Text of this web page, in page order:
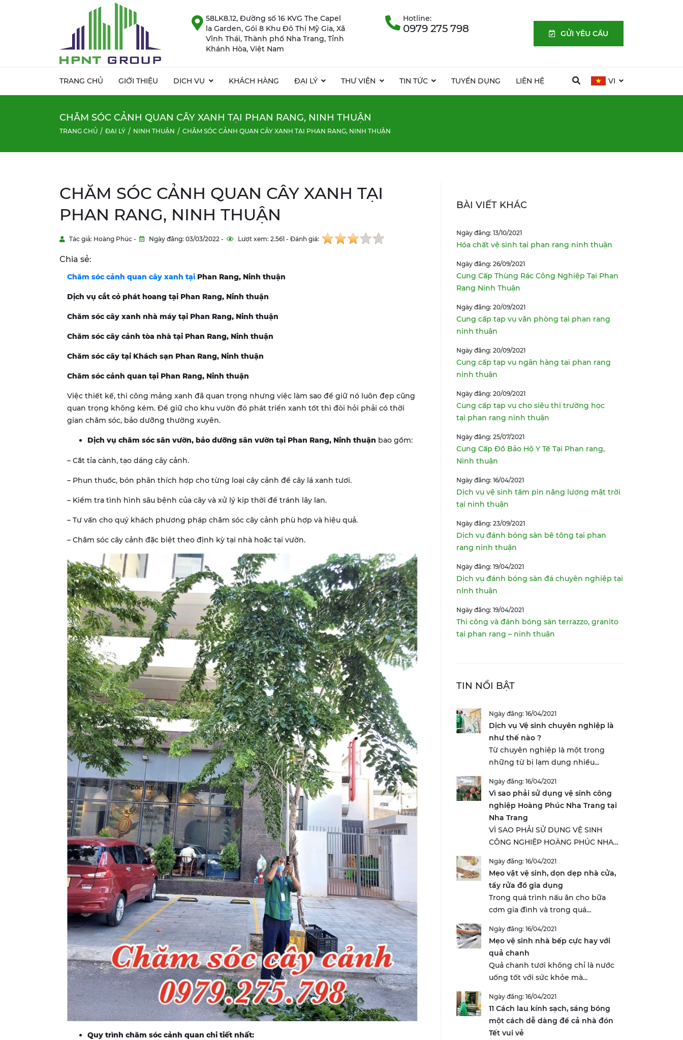
TRANG CHỦ GIỚI THIỆU DỊCH VỤ KHÁCH HÀNG ĐẠI LÝ THƯ VIỆN TIN TỨC TUYỂN DỤNG LIÊN HỆ VI
58LK8.12, Đường số 16 KVG The Capel
la Garden, Gói 8 Khu Đô Thị Mỹ Gia, Xã
Vĩnh Thái, Thành phố Nha Trang, Tỉnh
Khánh Hòa, Việt Nam
Hotline:
0979 275 798 GỬI YÊU CẦU
CHĂM SÓC CẢNH QUAN CÂY XANH TẠI PHAN RANG, NINH THUẬN
TRANG CHỦ ĐẠI LÝ NINH THUẬN CHĂM SÓC CẢNH QUAN CÂY XANH TẠI PHAN RANG, NINH THUẬN
CHĂM SÓC CẢNH QUAN CÂY XANH TẠI
PHAN RANG, NINH THUẬN
Tác giả: Hoàng Phúc - Ngày đăng: 03/03/2022 - Lượt xem: 2.561 - Đánh giá:
Chia sẻ:
Chăm sóc cảnh quan cây xanh tại Phan Rang, Ninh thuận
Dịch vụ cắt cỏ phát hoang tại Phan Rang, Ninh thuận
Chăm sóc cây xanh nhà máy tại Phan Rang, Ninh thuận
Chăm sóc cây cảnh tòa nhà tại Phan Rang, Ninh thuận
Chăm sóc cây tại Khách sạn Phan Rang, Ninh thuận
Chăm sóc cảnh quan tại Phan Rang, Ninh thuận
Việc thiết kế, thi công mảng xanh đã quan trọng nhưng việc làm sao để giữ nó luôn đẹp cũng
quan trọng không kém. Để giữ cho khu vườn đó phát triển xanh tốt thì đòi hỏi phải có thời
gian chăm sóc, bảo dưỡng thường xuyên.
Dịch vụ chăm sóc sân vườn, bảo dưỡng sân vườn tại Phan Rang, Ninh thuận bao gồm:
– Cắt tỉa cành, tạo dáng cây cảnh.
– Phun thuốc, bón phân thích hợp cho từng loại cây cảnh để cây lá xanh tươi.
– Kiểm tra tình hình sâu bệnh của cây và xử lý kịp thời để tránh lây lan.
– Tư vấn cho quý khách phương pháp chăm sóc cây cảnh phù hợp và hiệu quả.
– Chăm sóc cây cảnh đặc biệt theo định kỳ tại nhà hoặc tại vườn.
Quy trình chăm sóc cảnh quan chi tiết nhất:
BÀI VIẾT KHÁC
Ngày đăng: 13/10/2021
Hóa chất vệ sinh tại phan rang ninh thuận
Ngày đăng: 26/09/2021
Cung Cấp Thùng Rác Công Nghiệp Tại Phan
Rang Ninh Thuận
Ngày đăng: 20/09/2021
Cung cấp tạp vụ văn phòng tại phan rang
ninh thuận
Ngày đăng: 20/09/2021
Cung cấp tạp vụ ngân hàng tại phan rang
ninh thuận
Ngày đăng: 20/09/2021
Cung cấp tạp vụ cho siêu thị trường học
tại phan rang ninh thuận
Ngày đăng: 25/07/2021
Cung Cấp Đồ Bảo Hộ Y Tế Tại Phan rang,
Ninh thuận
Ngày đăng: 16/04/2021
Dịch vụ vệ sinh tấm pin năng lượng mặt trời
tại ninh thuận
Ngày đăng: 23/09/2021
Dịch vụ đánh bóng sàn bê tông tại phan
rang ninh thuận
Ngày đăng: 19/04/2021
Dịch vụ đánh bóng sàn đá chuyên nghiệp tại
ninh thuận
Ngày đăng: 19/04/2021
Thi công và đánh bóng sàn terrazzo, granito
tại phan rang – ninh thuận
TIN NỔI BẬT
Ngày đăng: 16/04/2021
Dịch vụ Vệ sinh chuyên nghiệp là
như thế nào ?
Từ chuyên nghiệp là một trong
những từ bị lạm dụng nhiều...
Ngày đăng: 16/04/2021
Vì sao phải sử dụng vệ sinh công
nghiệp Hoàng Phúc Nha Trang tại
Nha Trang
VÌ SAO PHẢI SỬ DỤNG VỆ SINH
CÔNG NGHIỆP HOÀNG PHÚC NHA
Ngày đăng: 16/04/2021
Mẹo vặt vệ sinh, dọn dẹp nhà cửa,
tẩy rửa đồ gia dụng
Trong quá trình nấu ăn cho bữa
cơm gia đình và trong quá...
Ngày đăng: 16/04/2021
Mẹo vệ sinh nhà bếp cực hay với
quả chanh
Quả chanh tươi không chỉ là nước
uống tốt với sức khỏe mà...
Ngày đăng: 16/04/2021
11 Cách lau kính sạch, sáng bóng
một cách dễ dàng để cả nhà đón
Tết vui vẻ